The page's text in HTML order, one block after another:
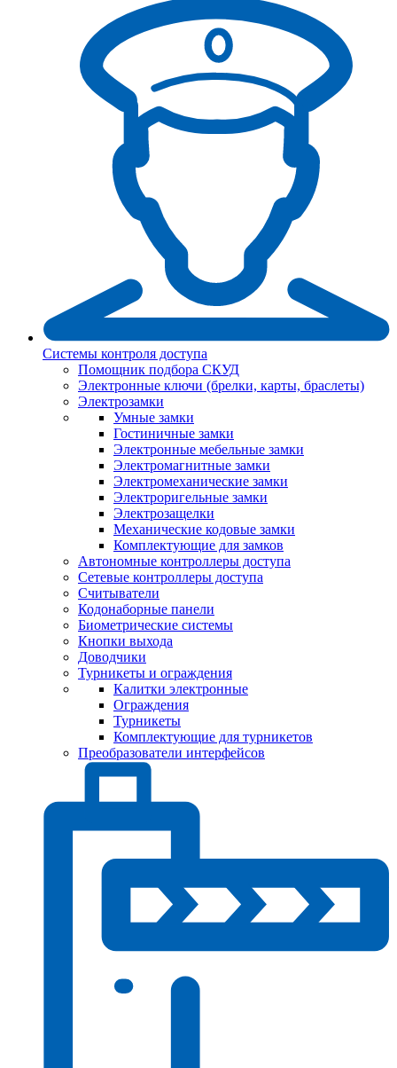
Системы контроля доступа
Помощник подбора СКУД
Электронные ключи (брелки, карты, браслеты)
Электрозамки
Умные замки
Гостиничные замки
Электронные мебельные замки
Электромагнитные замки
Электромеханические замки
Электроригельные замки
Электрозащелки
Механические кодовые замки
Комплектующие для замков
Автономные контроллеры доступа
Сетевые контроллеры доступа
Считыватели
Кодонаборные панели
Биометрические системы
Кнопки выхода
Доводчики
Турникеты и ограждения
Калитки электронные
Ограждения
Турникеты
Комплектующие для турникетов
Преобразователи интерфейсов